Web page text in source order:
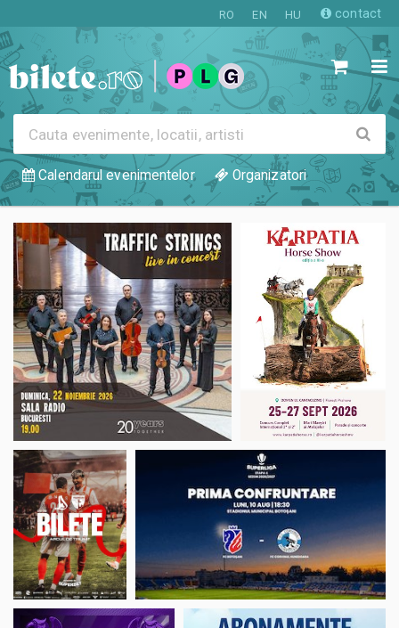
RO EN HU contact
evenimente,
locatii,
artisti
Calendarul evenimentelor Organizatori